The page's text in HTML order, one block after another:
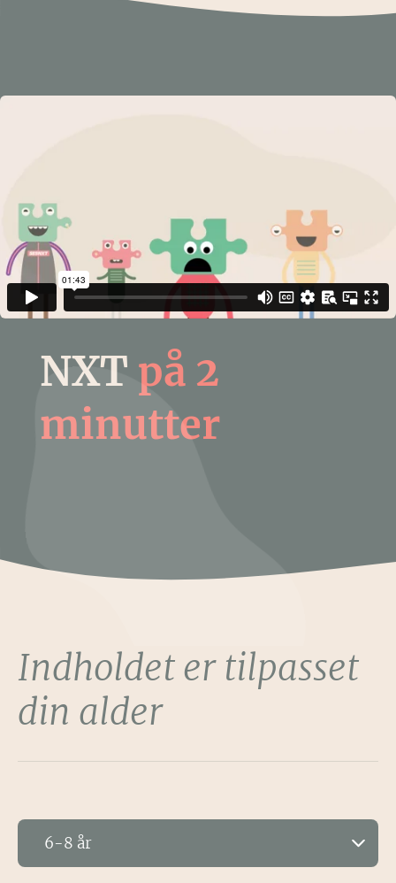
NXT på 2
minutter
Indholdet er tilpasset
din alder
6-8 år